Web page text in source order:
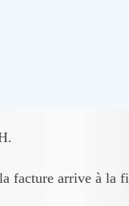
facture arrive à la